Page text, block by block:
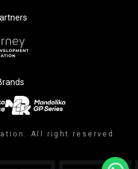
All right reserved